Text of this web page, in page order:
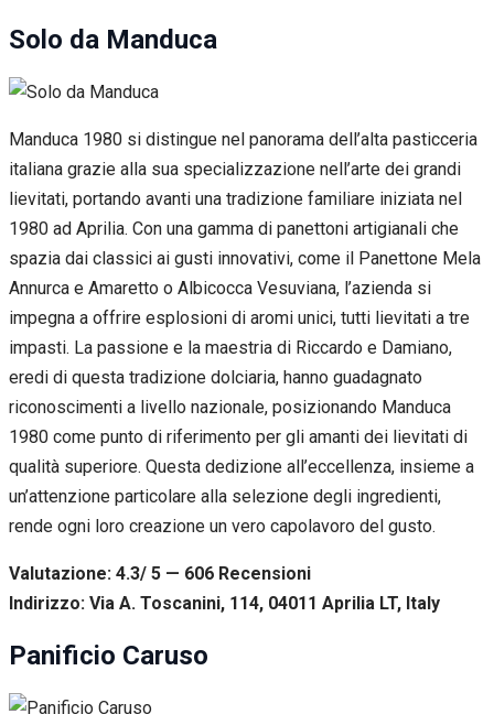
Solo da Manduca
Manduca 1980 si distingue nel panorama dell’alta pasticceria
italiana grazie alla sua specializzazione nell’arte dei grandi
lievitati, portando avanti una tradizione familiare iniziata nel
1980 ad Aprilia. Con una gamma di panettoni artigianali che
spazia dai classici ai gusti innovativi, come il Panettone Mela
Annurca e Amaretto o Albicocca Vesuviana, l’azienda si
impegna a offrire esplosioni di aromi unici, tutti lievitati a tre
impasti. La passione e la maestria di Riccardo e Damiano,
eredi di questa tradizione dolciaria, hanno guadagnato
riconoscimenti a livello nazionale, posizionando Manduca
1980 come punto di riferimento per gli amanti dei lievitati di
qualità superiore. Questa dedizione all’eccellenza, insieme a
un’attenzione particolare alla selezione degli ingredienti,
rende ogni loro creazione un vero capolavoro del gusto.
Valutazione: 4.3/ 5 — 606 Recensioni
Indirizzo: Via A. Toscanini, 114, 04011 Aprilia LT, Italy
Panificio Caruso